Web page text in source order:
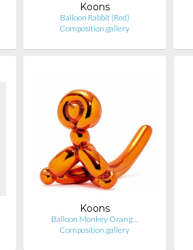
Koons
Balloon Rabbit (Red)
Composition.gallery
Koons
Balloon Monkey Orang…
Composition.gallery